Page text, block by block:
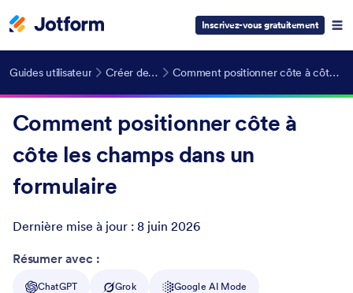
Inscrivez-vous gratuitement
Guides utilisateur Créer des formulaires Comment positionner côte à côte les champs dans un formulaire
Comment positionner côte à
côte les champs dans un
formulaire
Dernière mise à jour : 8 juin 2026
Post ID
Résumer avec :
ChatGPT Grok Google AI Mode